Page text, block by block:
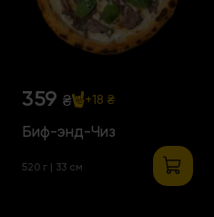
359 ₴ +18 ₴
Биф-энд-Чиз
520 г | 33 см